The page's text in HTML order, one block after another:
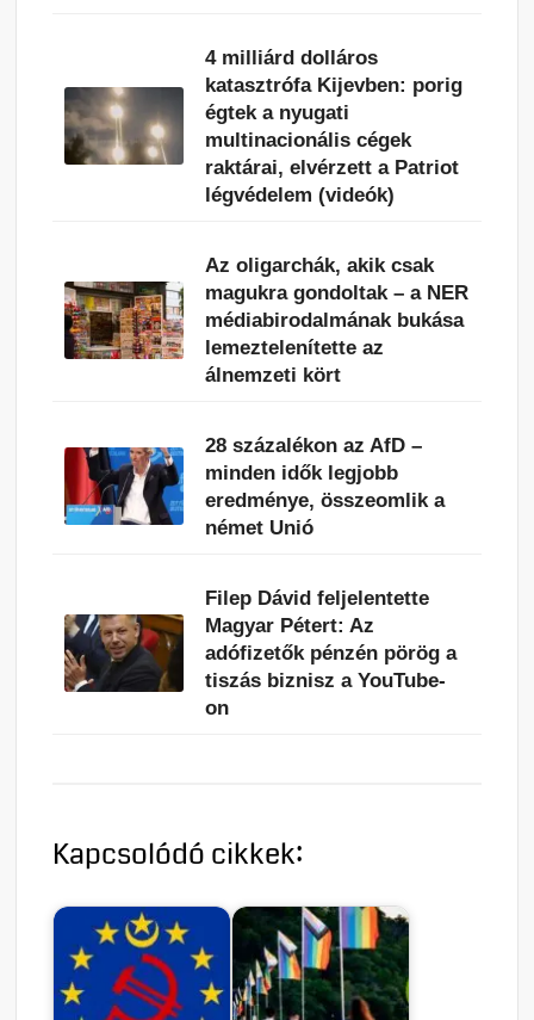
4 milliárd dolláros
katasztrófa Kijevben: porig
égtek a nyugati
multinacionális cégek
raktárai, elvérzett a Patriot
légvédelem (videók)
Az oligarchák, akik csak
magukra gondoltak – a NER
médiabirodalmának bukása
lemeztelenítette az
álnemzeti kört
28 százalékon az AfD –
minden idők legjobb
eredménye, összeomlik a
német Unió
Filep Dávid feljelentette
Magyar Pétert: Az
adófizetők pénzén pörög a
tiszás biznisz a YouTube-
on
Kapcsolódó cikkek: